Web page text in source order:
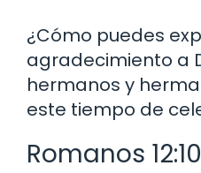
¿Cómo puedes
agradecimiento a
hermanos y
este tiempo de
Romanos 12:10